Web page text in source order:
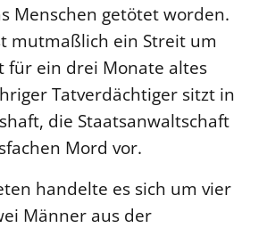
Menschen getötet worden.
mutmaßlich ein Streit um
für ein drei Monate altes
Tatverdächtiger sitzt in
die Staatsanwaltschaft
Mord vor.
handelte es sich um vier
Männer aus der